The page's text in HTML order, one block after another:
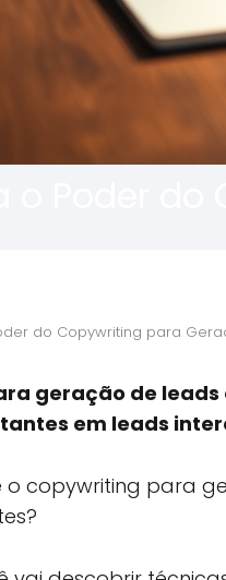
do Copywriting para
geração de
em leads
o copywriting para